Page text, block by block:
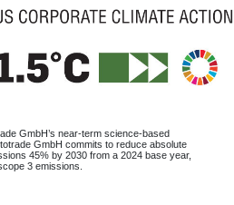
GmbH’s near-term science-based
GmbH commits to reduce absolute
45% by 2030 from a 2024 base year,
3 emissions.